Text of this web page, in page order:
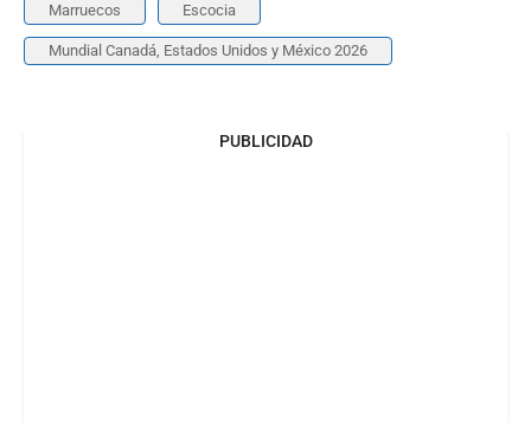
Marruecos Escocia
Mundial Canadá, Estados Unidos y México 2026
PUBLICIDAD